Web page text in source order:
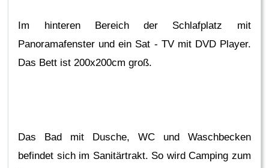
Im hinteren Bereich der Schlafplatz mit
Panoramafenster und ein Sat - TV mit DVD Player.
Das Bett ist 200x200cm groß.
Das Bad mit Dusche, WC und Waschbecken
befindet sich im Sanitärtrakt. So wird Camping zum